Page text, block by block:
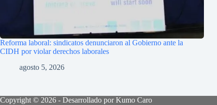
Reforma laboral: sindicatos denunciaron al Gobierno ante la
CIDH por violar derechos laborales
agosto 5, 2026
Copyright © 2026 - Desarrollado por Kumo Caro